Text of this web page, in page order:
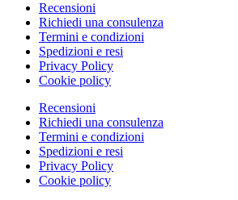
Recensioni
Richiedi una consulenza
Termini e condizioni
Spedizioni e resi
Privacy Policy
Cookie policy
Recensioni
Richiedi una consulenza
Termini e condizioni
Spedizioni e resi
Privacy Policy
Cookie policy